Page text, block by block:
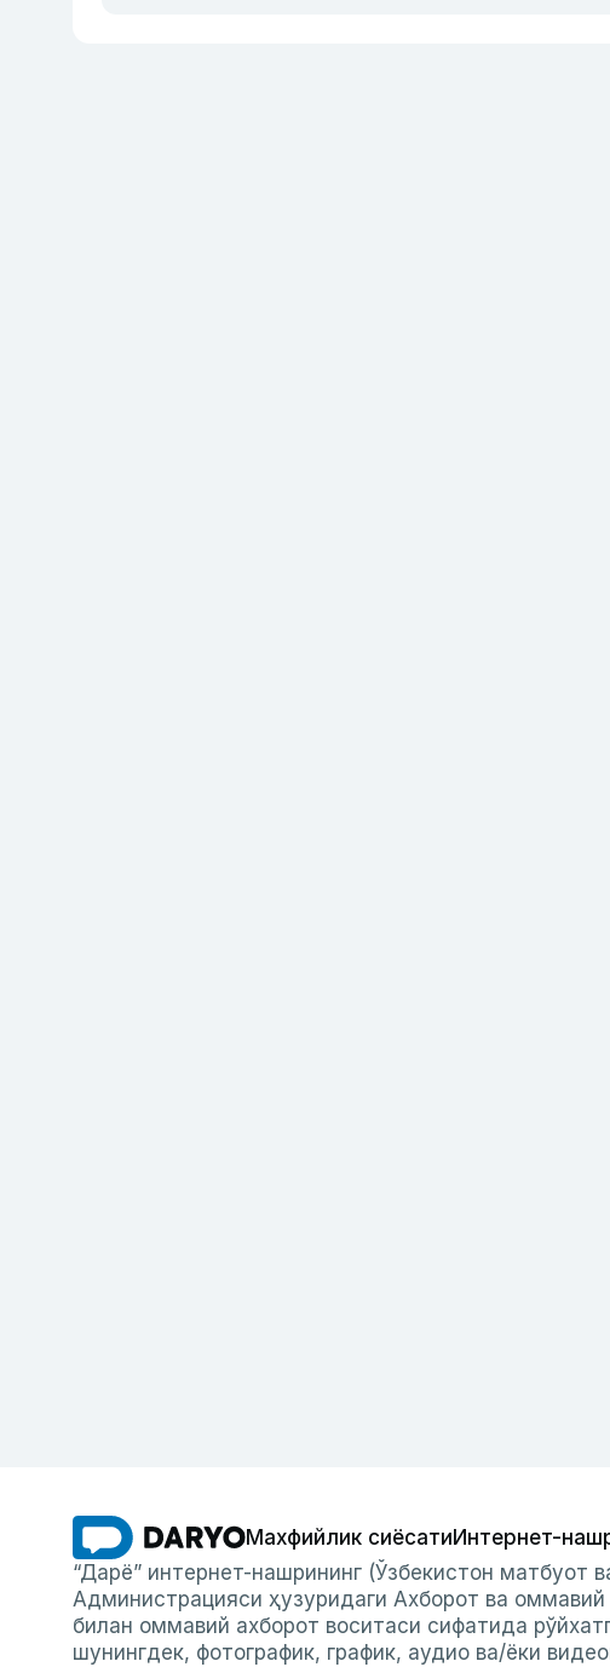
Махфийлик сиёсатиИнтернет-
“Дарё” интернет-нашрининг (Ўзбекистон матбуот
Администрацияси ҳузуридаги Ахборот ва
билан оммавий ахборот воситаси сифатида
шунингдек, фотографик, график, аудио ва/ёки